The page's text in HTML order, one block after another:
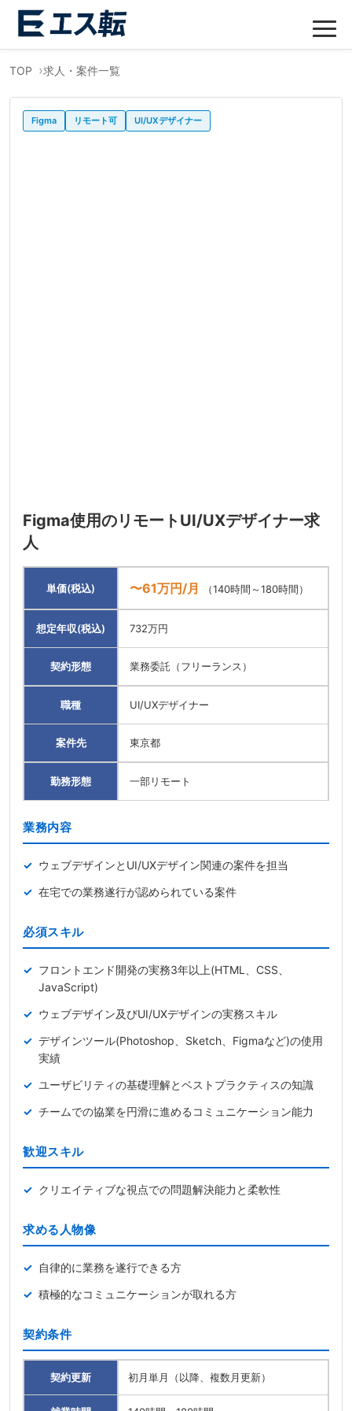
TOP 求人・案件一覧
Figma リモート可 UI/UXデザイナー
Figma使用のリモートUI/UXデザイナー求
人
単価(税込) 〜61万円/月 （140時間～180時間）
想定年収(税込) 732万円
契約形態 業務委託（フリーランス）
職種 UI/UXデザイナー
案件先 東京都
勤務形態 一部リモート
業務内容
ウェブデザインとUI/UXデザイン関連の案件を担当
在宅での業務遂行が認められている案件
必須スキル
フロントエンド開発の実務3年以上(HTML、CSS、
JavaScript)
ウェブデザイン及びUI/UXデザインの実務スキル
デザインツール(Photoshop、Sketch、Figmaなど)の使用
実績
ユーザビリティの基礎理解とベストプラクティスの知識
チームでの協業を円滑に進めるコミュニケーション能力
歓迎スキル
クリエイティブな視点での問題解決能力と柔軟性
求める人物像
自律的に業務を遂行できる方
積極的なコミュニケーションが取れる方
契約条件
契約更新 初月単月（以降、複数月更新）